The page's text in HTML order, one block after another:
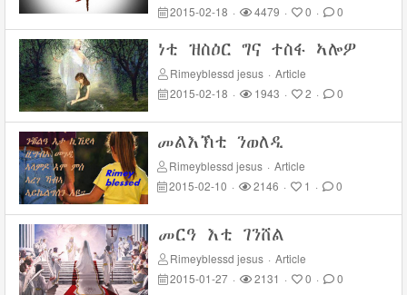
2015-02-18 · 4479 · 0 · 0
ነቲ ዝስዕር ግና ተስፋ ኣሎዎ
Rimeyblessd jesus · Article
2015-02-18 · 1943 · 2 · 0
መልእኽቲ ንወለዲ
Rimeyblessd jesus · Article
2015-02-10 · 2146 · 1 · 0
መርዓ እቲ ገንሸል
Rimeyblessd jesus · Article
2015-01-27 · 2131 · 0 · 0